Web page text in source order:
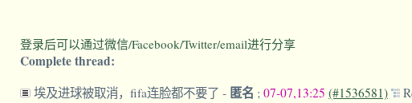
登录后可以通过微信/Facebook/Twitter/email进行分享
Complete thread:
埃及进球被取消，fifa连脸都不要了 - 匿名 ; 07-07,13:25 (#1536581)